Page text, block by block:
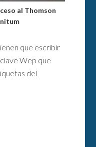
al Thomson
que escribir
Wep que
del